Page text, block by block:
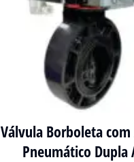
Válvula Borboleta
Pneumático Dupla